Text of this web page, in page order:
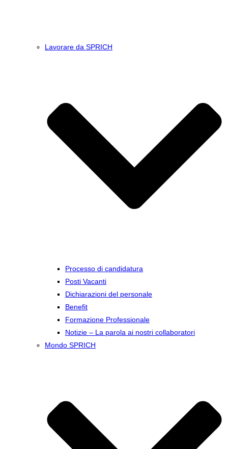
Lavorare da SPRICH
Processo di candidatura
Posti Vacanti
Dichiarazioni del personale
Benefit
Formazione Professionale
Notizie – La parola ai nostri collaboratori
Mondo SPRICH